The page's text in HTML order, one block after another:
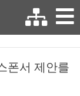
폰서 제안를